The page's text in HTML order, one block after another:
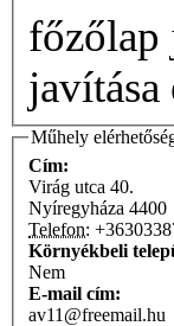
főzőlap javítás. Kiépített kazán, mosógép stb. vezérlőpanelek
javítása
Műhely
Cím:
Virág utca 40.
Nyíregyháza 4400
Telefon:
Környékbeli
Nem
E-mail cím:
av11@freemail.hu